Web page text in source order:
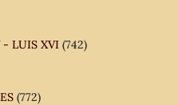
- LUIS XVI (742)
(772)